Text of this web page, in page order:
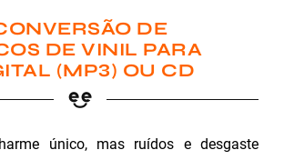
DE
DE VINIL PARA
(MP3) OU CD
único, mas ruídos e desgaste